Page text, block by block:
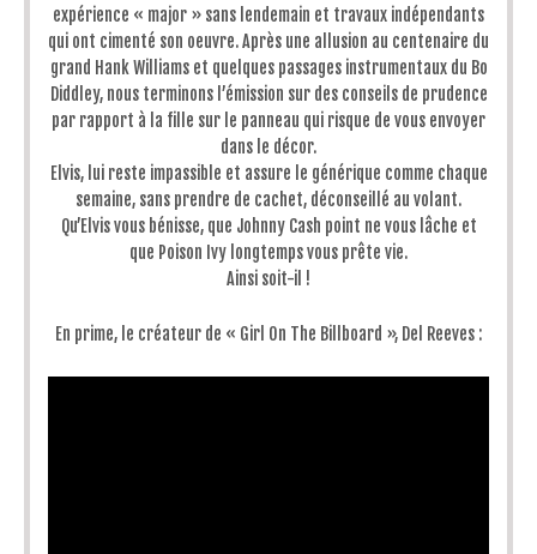
expérience « major » sans lendemain et travaux indépendants
qui ont cimenté son oeuvre. Après une allusion au centenaire du
grand Hank Williams et quelques passages instrumentaux du Bo
Diddley, nous terminons l’émission sur des conseils de prudence
par rapport à la fille sur le panneau qui risque de vous envoyer
dans le décor.
Elvis, lui reste impassible et assure le générique comme chaque
semaine, sans prendre de cachet, déconseillé au volant.
Qu’Elvis vous bénisse, que Johnny Cash point ne vous lâche et
que Poison Ivy longtemps vous prête vie.
Ainsi soit-il !
En prime, le créateur de « Girl On The Billboard », Del Reeves :